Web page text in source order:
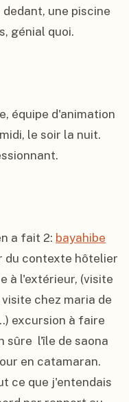
une piscine
génial quoi.
équipe d'animation
le soir la nuit.
a fait 2: bayahibe
du contexte hôtelier
à l'extérieur, (visite
chez maria de
excursion à faire
sûre  l'île de saona
en catamaran.
ce que j'entendais